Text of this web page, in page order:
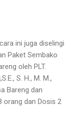
ini juga diselingi
Paket Sembako
oleh PLT.
S. H., M. M.,
Bareng dan
orang dan Dosis 2